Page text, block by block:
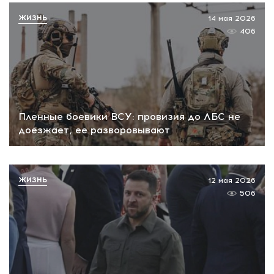
Пленные боевики ВСУ: провизия до ЛБС не
доезжает, ее разворовывают
14 мая 2026
406
ЖИЗНЬ
12 мая 2026
506
ЖИЗНЬ